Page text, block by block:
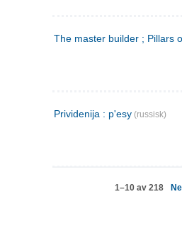
The master builder ; Pillars
Prividenija : p'esy (russisk)
1–10 av 218